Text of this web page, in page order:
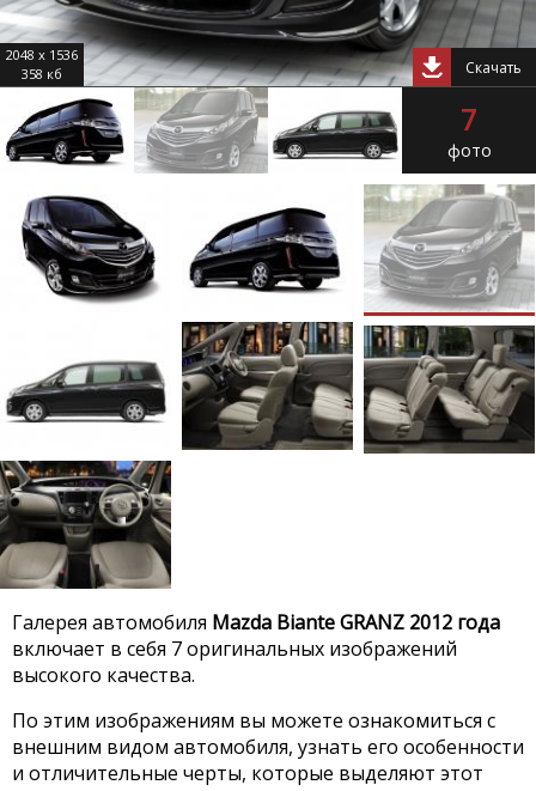
2048 x 1536
358 кб
Скачать
7
фото
Галерея автомобиля Mazda Biante GRANZ 2012 года
включает в себя 7 оригинальных изображений
высокого качества.
По этим изображениям вы можете ознакомиться с
внешним видом автомобиля, узнать его особенности
и отличительные черты, которые выделяют этот